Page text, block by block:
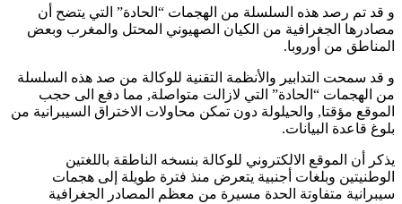
و قد تم رصد هذه السلسلة من الهجمات “الحادة” التي يتضح أن
مصادرها الجغرافية من الكيان الصهيوني المحتل والمغرب وبعض
المناطق من أوروبا.
و قد سمحت التدابير والأنظمة التقنية للوكالة من صد هذه السلسلة
من الهجمات “الحادة” التي لازالت متواصلة, مما دفع الى حجب
الموقع مؤقتا, والحيلولة دون تمكن محاولات الاختراق السيبرانية من
بلوغ قاعدة البيانات.
يذكر أن الموقع الالكتروني للوكالة بنسخه الناطقة باللغتين
الوطنيتين وبلغات أجنبية يتعرض منذ فترة طويلة إلى هجمات
سيبرانية متفاوتة الحدة مسيرة من معظم المصادر الجغرافية